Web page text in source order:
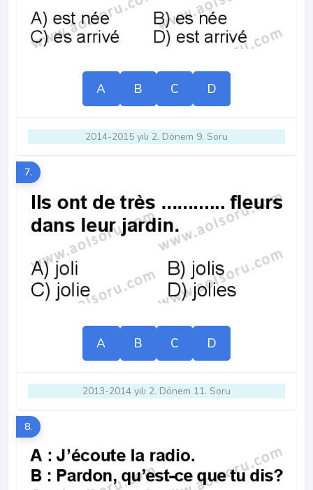
A B C D
2014-2015 yılı 2. Dönem 9. Soru
7.
A B C D
2013-2014 yılı 2. Dönem 11. Soru
8.